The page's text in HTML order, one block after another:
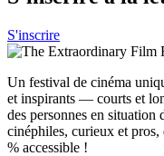
S'inscrire
Un festival de cinéma
et inspirants — courts et
des personnes en
cinéphiles, curieux et
% accessible !